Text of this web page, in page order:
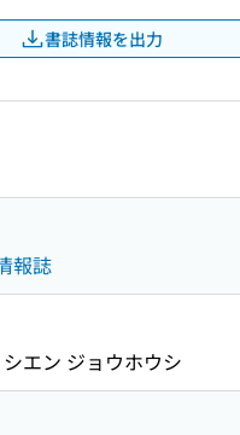
書誌情報を出力
報誌
エン ジョウホウシ